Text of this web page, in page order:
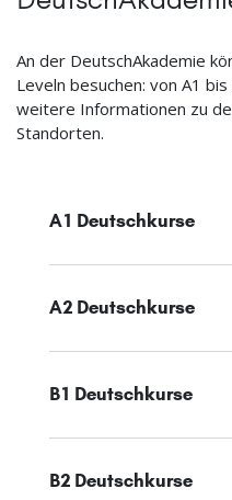
An der DeutschAkademie
Leveln besuchen: von A1
weitere Informationen zu
Standorten.
A1 Deutschkurse
A2 Deutschkurse
B1 Deutschkurse
B2 Deutschkurse